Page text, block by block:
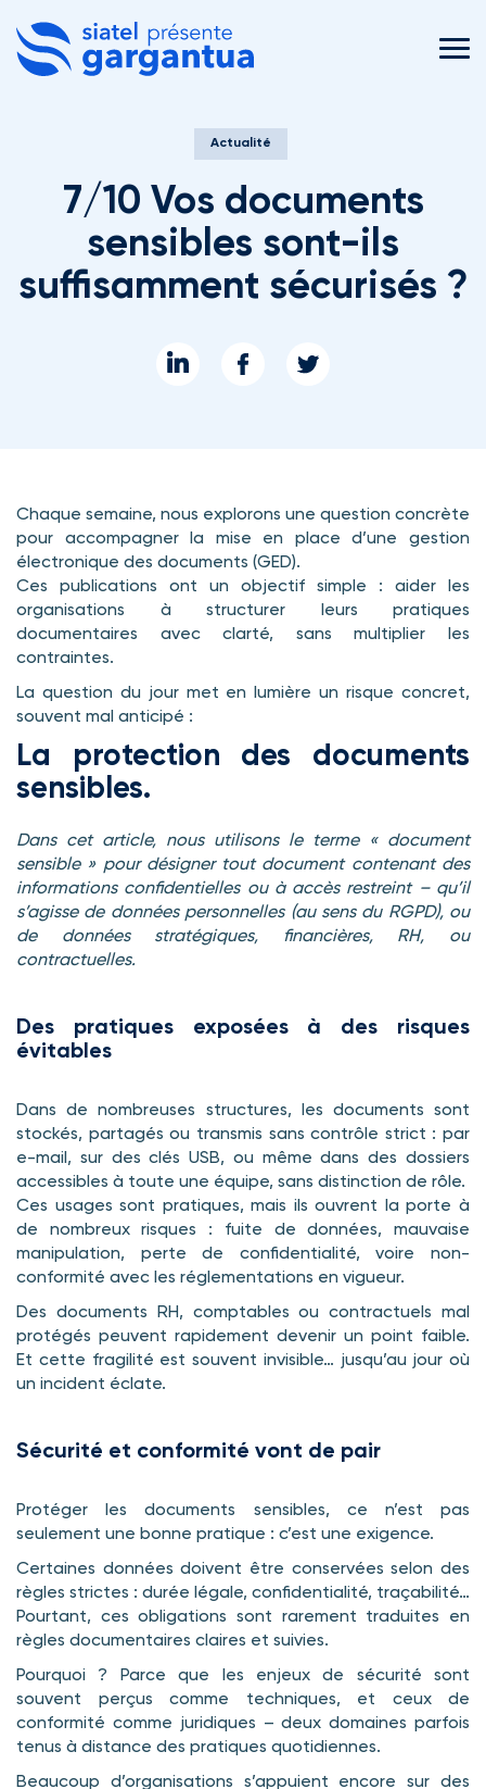
Actualité
7/10 Vos documents
sensibles sont-ils
suffisamment sécurisés ?
Chaque semaine, nous explorons une question concrète
pour accompagner la mise en place d’une gestion
électronique des documents (GED).
Ces publications ont un objectif simple : aider les
organisations à structurer leurs pratiques
documentaires avec clarté, sans multiplier les
contraintes.
La question du jour met en lumière un risque concret,
souvent mal anticipé :
La protection des documents
sensibles.
Dans cet article, nous utilisons le terme « document
sensible » pour désigner tout document contenant des
informations confidentielles ou à accès restreint – qu’il
s’agisse de données personnelles (au sens du RGPD), ou
de données stratégiques, financières, RH, ou
contractuelles.
Des pratiques exposées à des risques
évitables
Dans de nombreuses structures, les documents sont
stockés, partagés ou transmis sans contrôle strict : par
e-mail, sur des clés USB, ou même dans des dossiers
accessibles à toute une équipe, sans distinction de rôle.
Ces usages sont pratiques, mais ils ouvrent la porte à
de nombreux risques : fuite de données, mauvaise
manipulation, perte de confidentialité, voire non-
conformité avec les réglementations en vigueur.
Des documents RH, comptables ou contractuels mal
protégés peuvent rapidement devenir un point faible.
Et cette fragilité est souvent invisible… jusqu’au jour où
un incident éclate.
Sécurité et conformité vont de pair
Protéger les documents sensibles, ce n’est pas
seulement une bonne pratique : c’est une exigence.
Certaines données doivent être conservées selon des
règles strictes : durée légale, confidentialité, traçabilité…
Pourtant, ces obligations sont rarement traduites en
règles documentaires claires et suivies.
Pourquoi ? Parce que les enjeux de sécurité sont
souvent perçus comme techniques, et ceux de
conformité comme juridiques – deux domaines parfois
tenus à distance des pratiques quotidiennes.
Beaucoup d’organisations s’appuient encore sur des